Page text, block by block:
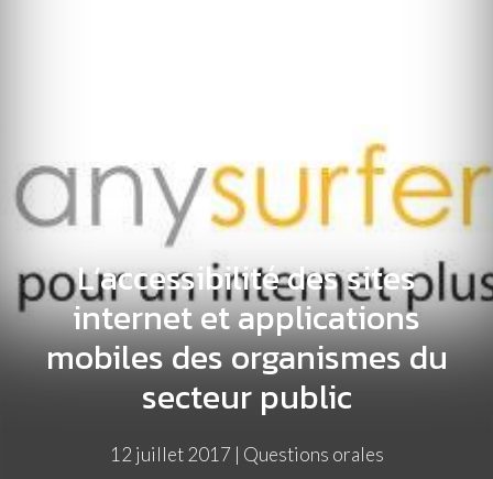
L’accessibilité des sites
internet et applications
mobiles des organismes du
secteur public
12 juillet 2017 | Questions orales